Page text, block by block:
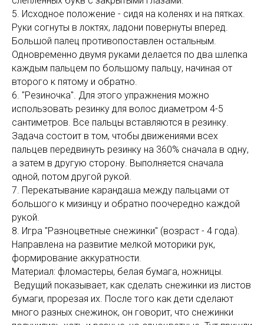
5. Исходное положение - сидя на коленях и на пятках.
Руки согнуты в локтях, ладони повернуты вперед.
Большой палец противопоставлен остальным.
Одновременно двумя руками делается по два шлепка
каждым пальцем по большому пальцу, начиная от
второго к пятому и обратно.
6. "Резиночка". Для этого упражнения можно
использовать резинку для волос диаметром 4-5
сантиметров. Все пальцы вставляются в резинку.
Задача состоит в том, чтобы движениями всех
пальцев передвинуть резинку на 360% сначала в одну,
а затем в другую сторону. Выполняется сначала
одной, потом другой рукой.
7. Перекатывание карандаша между пальцами от
большого к мизинцу и обратно поочередно каждой
рукой.
8. Игра "Разноцветные снежинки" (возраст - 4 года).
Направлена на развитие мелкой моторики рук,
формирование аккуратности.
Материал: фломастеры, белая бумага, ножницы.
Ведущий показывает, как сделать снежинки из листов
бумаги, прорезая их. После того как дети сделают
много разных снежинок, он говорит, что снежинки